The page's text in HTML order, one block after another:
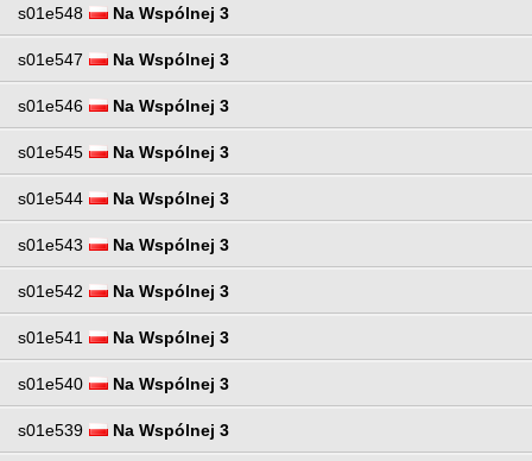
s01e548 Na Wspólnej 3
s01e547 Na Wspólnej 3
s01e546 Na Wspólnej 3
s01e545 Na Wspólnej 3
s01e544 Na Wspólnej 3
s01e543 Na Wspólnej 3
s01e542 Na Wspólnej 3
s01e541 Na Wspólnej 3
s01e540 Na Wspólnej 3
s01e539 Na Wspólnej 3